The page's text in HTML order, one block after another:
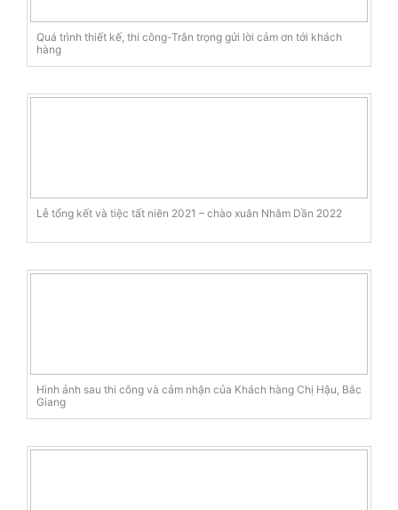
Quá trình thiết kế, thi công-Trân trọng gửi lời cảm ơn tới khách
hàng
Lễ tổng kết và tiệc tất niên 2021 – chào xuân Nhâm Dần 2022
Hình ảnh sau thi công và cảm nhận của Khách hàng Chị Hậu, Bắc
Giang